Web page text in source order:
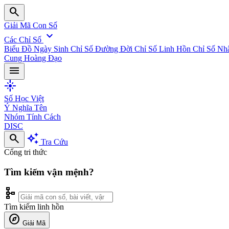
search
Giải Mã Con Số
Các Chỉ Số expand_more
Biểu Đồ Ngày Sinh Chỉ Số Đường Đời Chỉ Số Linh Hồn Chỉ Số
Cung Hoàng Đạo
menu
flare
Số Học Việt
Ý Nghĩa Tên
Nhóm Tính Cách
DISC
search auto_awesome Tra Cứu
Cổng tri thức
Tìm kiếm vận mệnh?
schema
Tìm kiếm linh hồn
explore Giải Mã